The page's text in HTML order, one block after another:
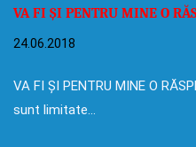
VA FI ȘI PENTRU MINE O
24.06.2018
VA FI ȘI PENTRU MINE O
sunt limitate…